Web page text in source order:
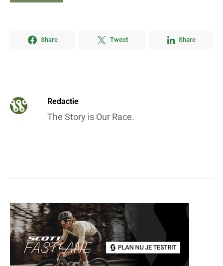
Share Tweet Share
Redactie
The Story is Our Race.